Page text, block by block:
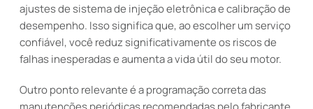
ajustes de sistema de injeção eletrônica e calibração de
desempenho. Isso significa que, ao escolher um serviço
confiável, você reduz significativamente os riscos de
falhas inesperadas e aumenta a vida útil do seu motor.
Outro ponto relevante é a programação correta das